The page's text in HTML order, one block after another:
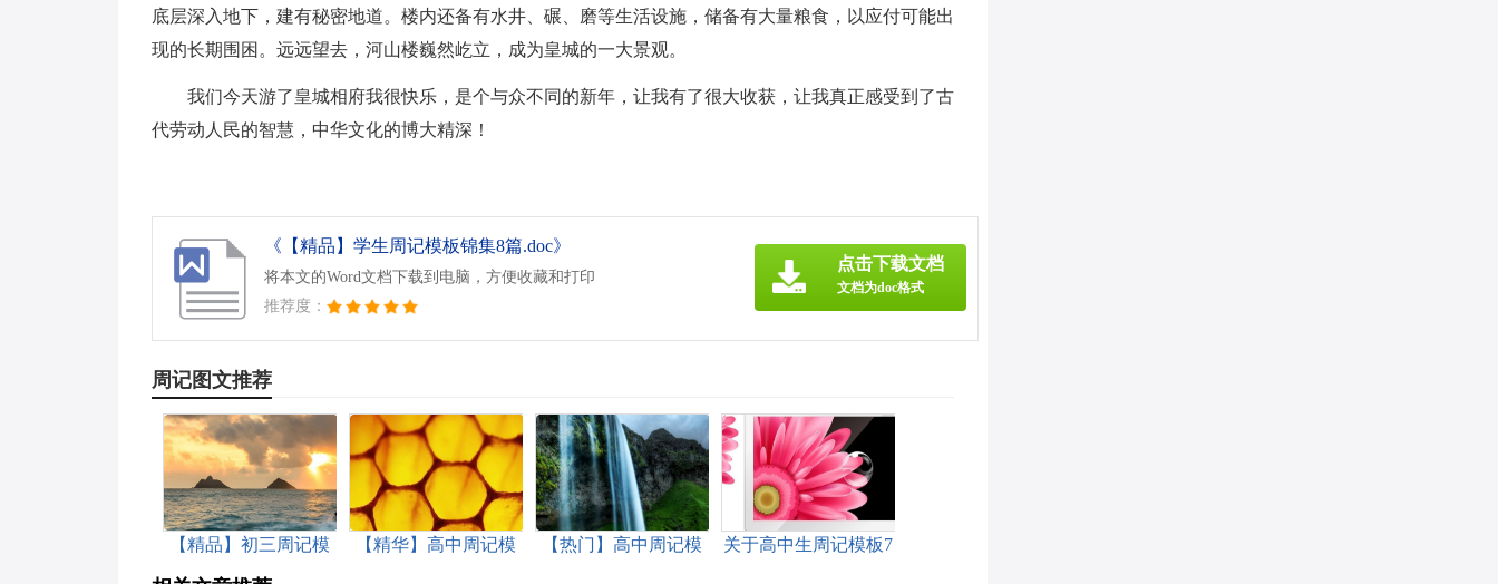
底层深入地下，建有秘密地道。楼内还备有水井、碾、磨等生活设施，储备有大量粮食，以应付可能出
现的长期围困。远远望去，河山楼巍然屹立，成为皇城的一大景观。
我们今天游了皇城相府我很快乐，是个与众不同的新年，让我有了很大收获，让我真正感受到了古
代劳动人民的智慧，中华文化的博大精深！
《【精品】学生周记模板锦集8篇.doc》
将本文的Word文档下载到电脑，方便收藏和打印
推荐度：
点击下载文档
文档为doc格式
周记图文推荐
【精品】初三周记模
【精华】高中周记模
【热门】高中周记模
关于高中生周记模板7